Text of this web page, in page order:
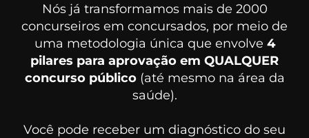
Nós já transformamos mais de 2000
concurseiros em concursados, por meio de
uma metodologia única que envolve 4
pilares para aprovação em QUALQUER
concurso público(até mesmo na área da
saúde).
Você pode receber um diagnóstico do seu